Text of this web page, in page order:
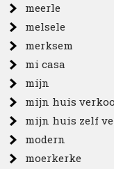
meerle
melsele
merksem
mi casa
mijn
mijn huis
mijn huis zelf
modern
moerkerke